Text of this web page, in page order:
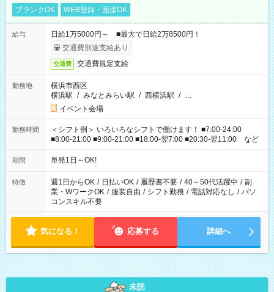
ブランクOK
WEB登録・面接OK
給与
日給1万5000円～ ■最大で日給2万8500円！
交通費別途支給あり
交通費 交通費規定支給
勤務地
横浜市西区
横浜駅 / みなとみらい駅 / 西横浜駅 / …
イベント会場
勤務時間
＜シフト例＞ いろいろなシフトで働けます！ ■7:00-24:00
■8:00-21:00 ■9:00-21:00 ■18:00-翌7:00 ■20:30-翌11:00 など
期間 単発1日～OK!
特徴 週1日からOK / 日払いOK / 履歴書不要 / 40～50代活躍中 / 副
業・WワークOK / 服装自由 / シフト勤務 / 電話対応なし / パソ
コンスキル不要
気になる！ 応募する 詳細へ
未読